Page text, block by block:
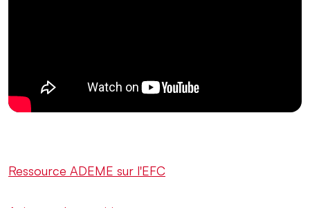
Ressource ADEME sur l'EFC